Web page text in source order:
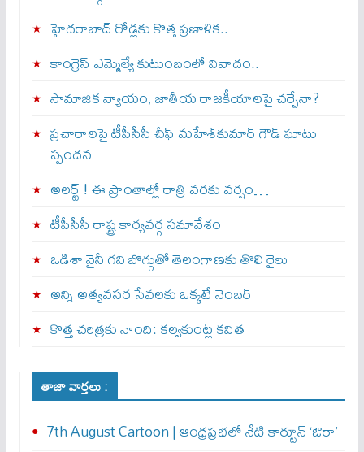
హైదరాబాద్ రోడ్లకు కొత్త ప్రణాళిక..
కాంగ్రెస్ ఎమ్మెల్యే కుటుంబంలో వివాదం..
సామాజిక న్యాయం, జాతీయ రాజకీయాలపై చర్చేనా?
ప్రచారాలపై టీపీసీసీ చీఫ్ మహేశ్‌కుమార్ గౌడ్ ఘాటు
స్పందన
అల‌ర్ట్ ! ఈ ప్రాంతాల్లో రాత్రి వరకు వర్షం…
టీపీసీసీ రాష్ట్ర కార్యవర్గ సమావేశం
ఒడిశా నైనీ గని బొగ్గుతో తెలంగాణకు తొలి రైలు
అన్ని అత్యవసర సేవలకు ఒక్క‌టే నెంబ‌ర్‌
కొత్త చరిత్రకు నాంది: క‌ల్వ‌కుంట్ల కవిత
తాజా వార్తలు :
7th August Cartoon | ఆంధ్రప్రభలో నేటి కార్టూన్ ‘ఔరా’